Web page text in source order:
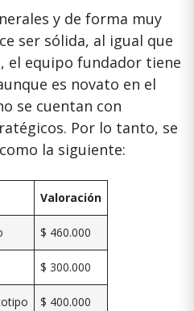
y de forma muy
ser sólida, al igual que
el equipo fundador tiene
es novato en el
se cuentan con
Por lo tanto, se
la siguiente:
Valoración
$ 460.000
$ 300.000
$ 400.000